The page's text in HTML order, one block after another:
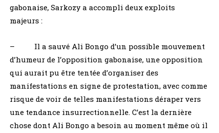
gabonaise, Sarkozy a accompli deux exploits
majeurs :
– Il a sauvé Ali Bongo d’un possible mouvement
d’humeur de l’opposition gabonaise, une opposition
qui aurait pu être tentée d’organiser des
manifestations en signe de protestation, avec comme
risque de voir de telles manifestations déraper vers
une tendance insurrectionnelle. C’est la dernière
chose dont Ali Bongo a besoin au moment même où il